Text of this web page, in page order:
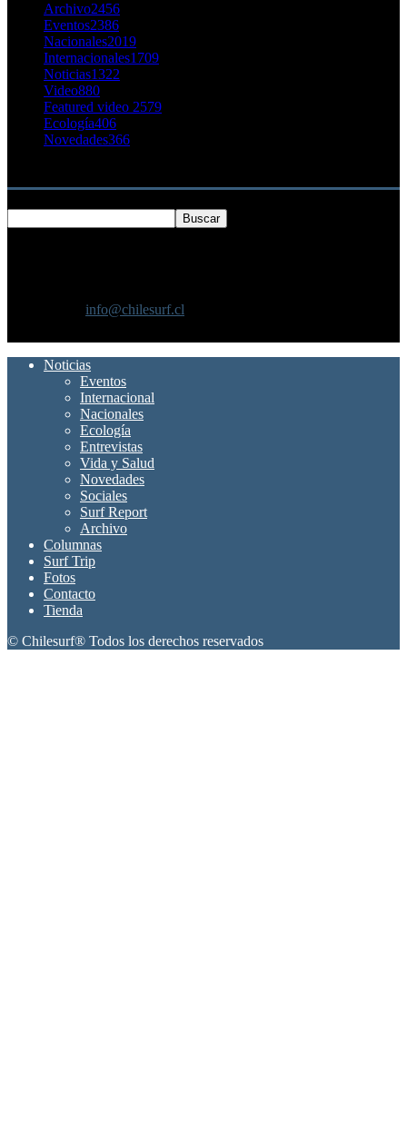
Archivo2456
Eventos2386
Nacionales2019
Internacionales1709
Noticias1322
Video880
Featured video 2579
Ecología406
Novedades366
info@chilesurf.cl
Noticias
Eventos
Internacional
Nacionales
Ecología
Entrevistas
Vida y Salud
Novedades
Sociales
Surf Report
Archivo
Columnas
Surf Trip
Fotos
Contacto
Tienda
© Chilesurf® Todos los derechos reservados